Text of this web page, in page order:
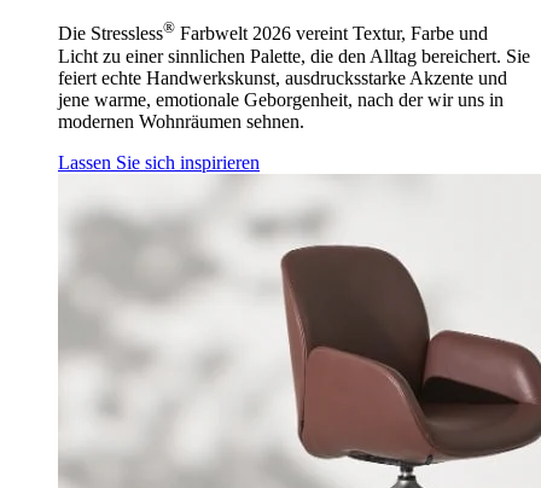
Die Stressless® Farbwelt 2026 vereint Textur, Farbe und
Licht zu einer sinnlichen Palette, die den Alltag bereichert. Sie
feiert echte Handwerkskunst, ausdrucksstarke Akzente und
jene warme, emotionale Geborgenheit, nach der wir uns in
modernen Wohnräumen sehnen.
Lassen Sie sich inspirieren